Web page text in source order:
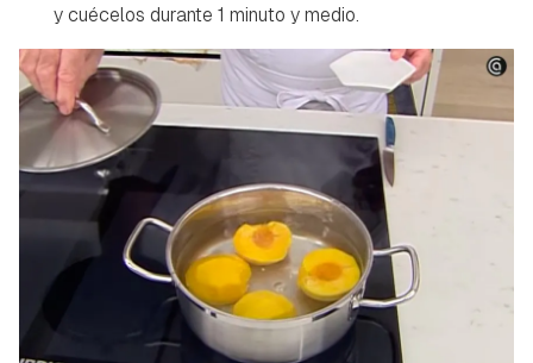
y cuécelos durante 1 minuto y medio.